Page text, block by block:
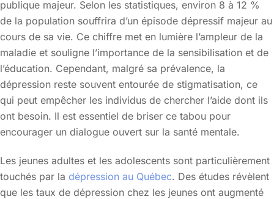
publique majeur. Selon les statistiques, environ 8 à 12 %
de la population souffrira d’un épisode dépressif majeur au
cours de sa vie. Ce chiffre met en lumière l’ampleur de la
maladie et souligne l’importance de la sensibilisation et de
l’éducation. Cependant, malgré sa prévalence, la
dépression reste souvent entourée de stigmatisation, ce
qui peut empêcher les individus de chercher l’aide dont ils
ont besoin. Il est essentiel de briser ce tabou pour
encourager un dialogue ouvert sur la santé mentale.
Les jeunes adultes et les adolescents sont particulièrement
touchés par la dépression au Québec. Des études révèlent
que les taux de dépression chez les jeunes ont augmenté